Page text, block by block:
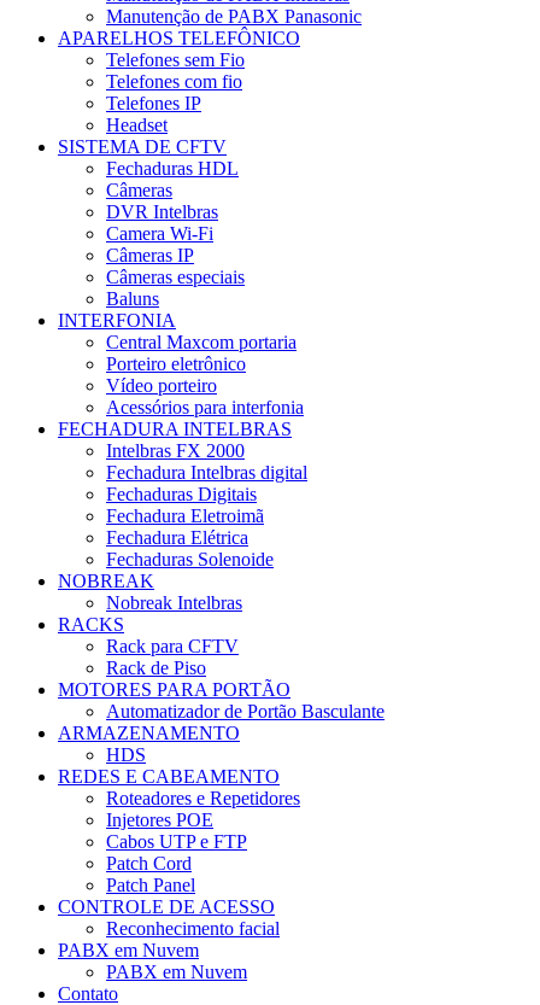
Manutenção de PABX Panasonic
APARELHOS TELEFÔNICO
Telefones sem Fio
Telefones com fio
Telefones IP
Headset
SISTEMA DE CFTV
Fechaduras HDL
Câmeras
DVR Intelbras
Camera Wi-Fi
Câmeras IP
Câmeras especiais
Baluns
INTERFONIA
Central Maxcom portaria
Porteiro eletrônico
Vídeo porteiro
Acessórios para interfonia
FECHADURA INTELBRAS
Intelbras FX 2000
Fechadura Intelbras digital
Fechaduras Digitais
Fechadura Eletroimã
Fechadura Elétrica
Fechaduras Solenoide
NOBREAK
Nobreak Intelbras
RACKS
Rack para CFTV
Rack de Piso
MOTORES PARA PORTÃO
Automatizador de Portão Basculante
ARMAZENAMENTO
HDS
REDES E CABEAMENTO
Roteadores e Repetidores
Injetores POE
Cabos UTP e FTP
Patch Cord
Patch Panel
CONTROLE DE ACESSO
Reconhecimento facial
PABX em Nuvem
PABX em Nuvem
Contato